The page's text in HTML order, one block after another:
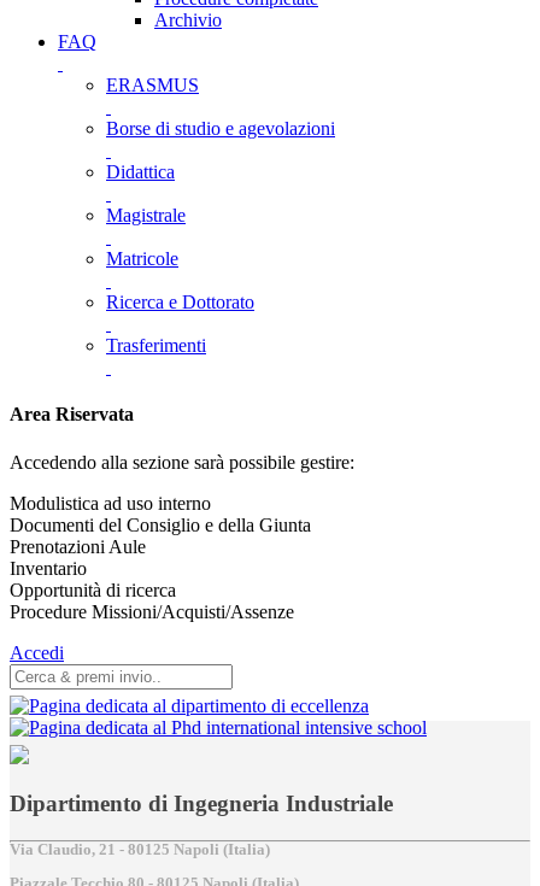
Archivio
FAQ
ERASMUS
Borse di studio e agevolazioni
Didattica
Magistrale
Matricole
Ricerca e Dottorato
Trasferimenti
Area Riservata
Accedendo alla sezione sarà possibile gestire:
Modulistica ad uso interno
Documenti del Consiglio e della Giunta
Prenotazioni Aule
Inventario
Opportunità di ricerca
Procedure Missioni/Acquisti/Assenze
Accedi
Dipartimento di Ingegneria Industriale
Via Claudio, 21 - 80125 Napoli (Italia)